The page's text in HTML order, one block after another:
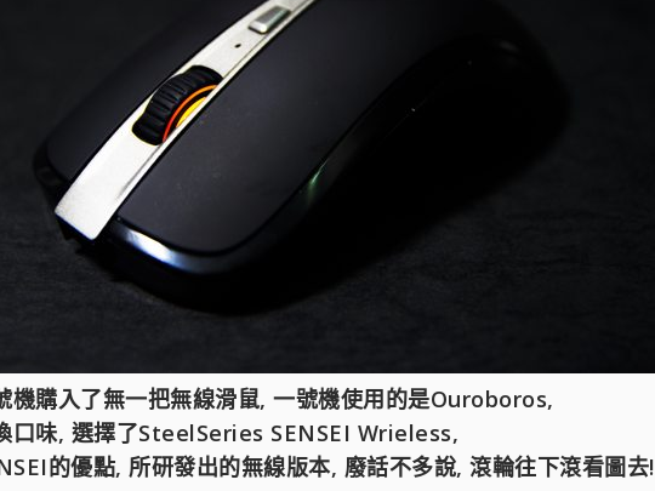
機購入了無一把無線滑鼠, 一號機使用的是Ouroboros,
口味, 選擇了SteelSeries SENSEI Wrieless,
的優點, 所研發出的無線版本, 廢話不多說, 滾輪往下滾看圖去!